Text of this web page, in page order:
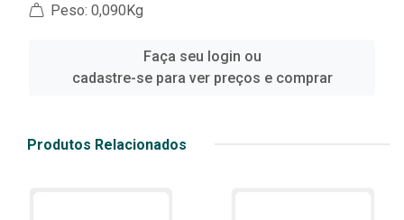
Peso: 0,090Kg
Faça seu login ou
cadastre-se para ver preços e comprar
Produtos Relacionados